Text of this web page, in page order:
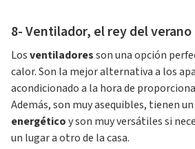
8- Ventilador, el rey del verano
Losventiladoresson una opción
calor. Son la mejor alternativa a los
acondicionado a la hora de
Además, son muy asequibles, tienen un
energéticoy son muy versátiles si
un lugar a otro de la casa.